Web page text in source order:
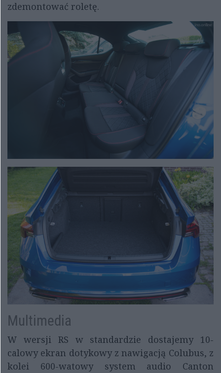
zdemontować roletę.
Multimedia
W wersji RS w standardzie dostajemy 10-
calowy ekran dotykowy z nawigacją Colubus, z
kolei 600-watowy system audio Canton